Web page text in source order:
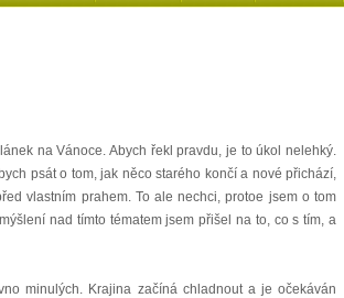
na Vánoce. Abych řekl pravdu, je to úkol nelehký.
psát o tom, jak něco starého končí a nové přichází,
vlastním prahem. To ale nechci, protoe jsem o tom
nad tímto tématem jsem přišel na to, co s tím, a
minulých. Krajina začíná chladnout a je očekáván